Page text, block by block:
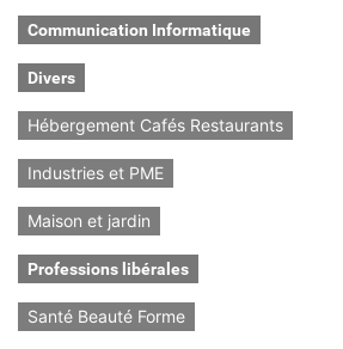
Communication Informatique
Divers
Hébergement Cafés Restaurants
Industries et PME
Maison et jardin
Professions libérales
Santé Beauté Forme